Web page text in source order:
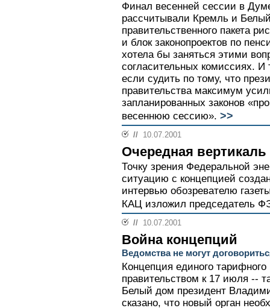
Финал весенней сессии в
рассчитывали Кремль и
правительственного пакета
и блок законопроектов по
хотела бы заняться этими
согласительных комиссиях.
если судить по тому, что
правительства максимум
запланированных законов
весеннюю сессию». >>
// 10.07.2001
Очередная вертикаль
Точку зрения Федеральной
ситуацию с концепцией
интервью обозревателю
КАЦ изложил председатель
// 10.07.2001
Война концепций
Ведомства не могут
Концепция единого
правительством к 17 июля --
Белый дом президент
сказано, что новый орган